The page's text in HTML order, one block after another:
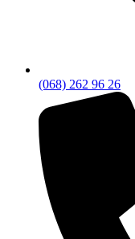
(068) 262 96 26